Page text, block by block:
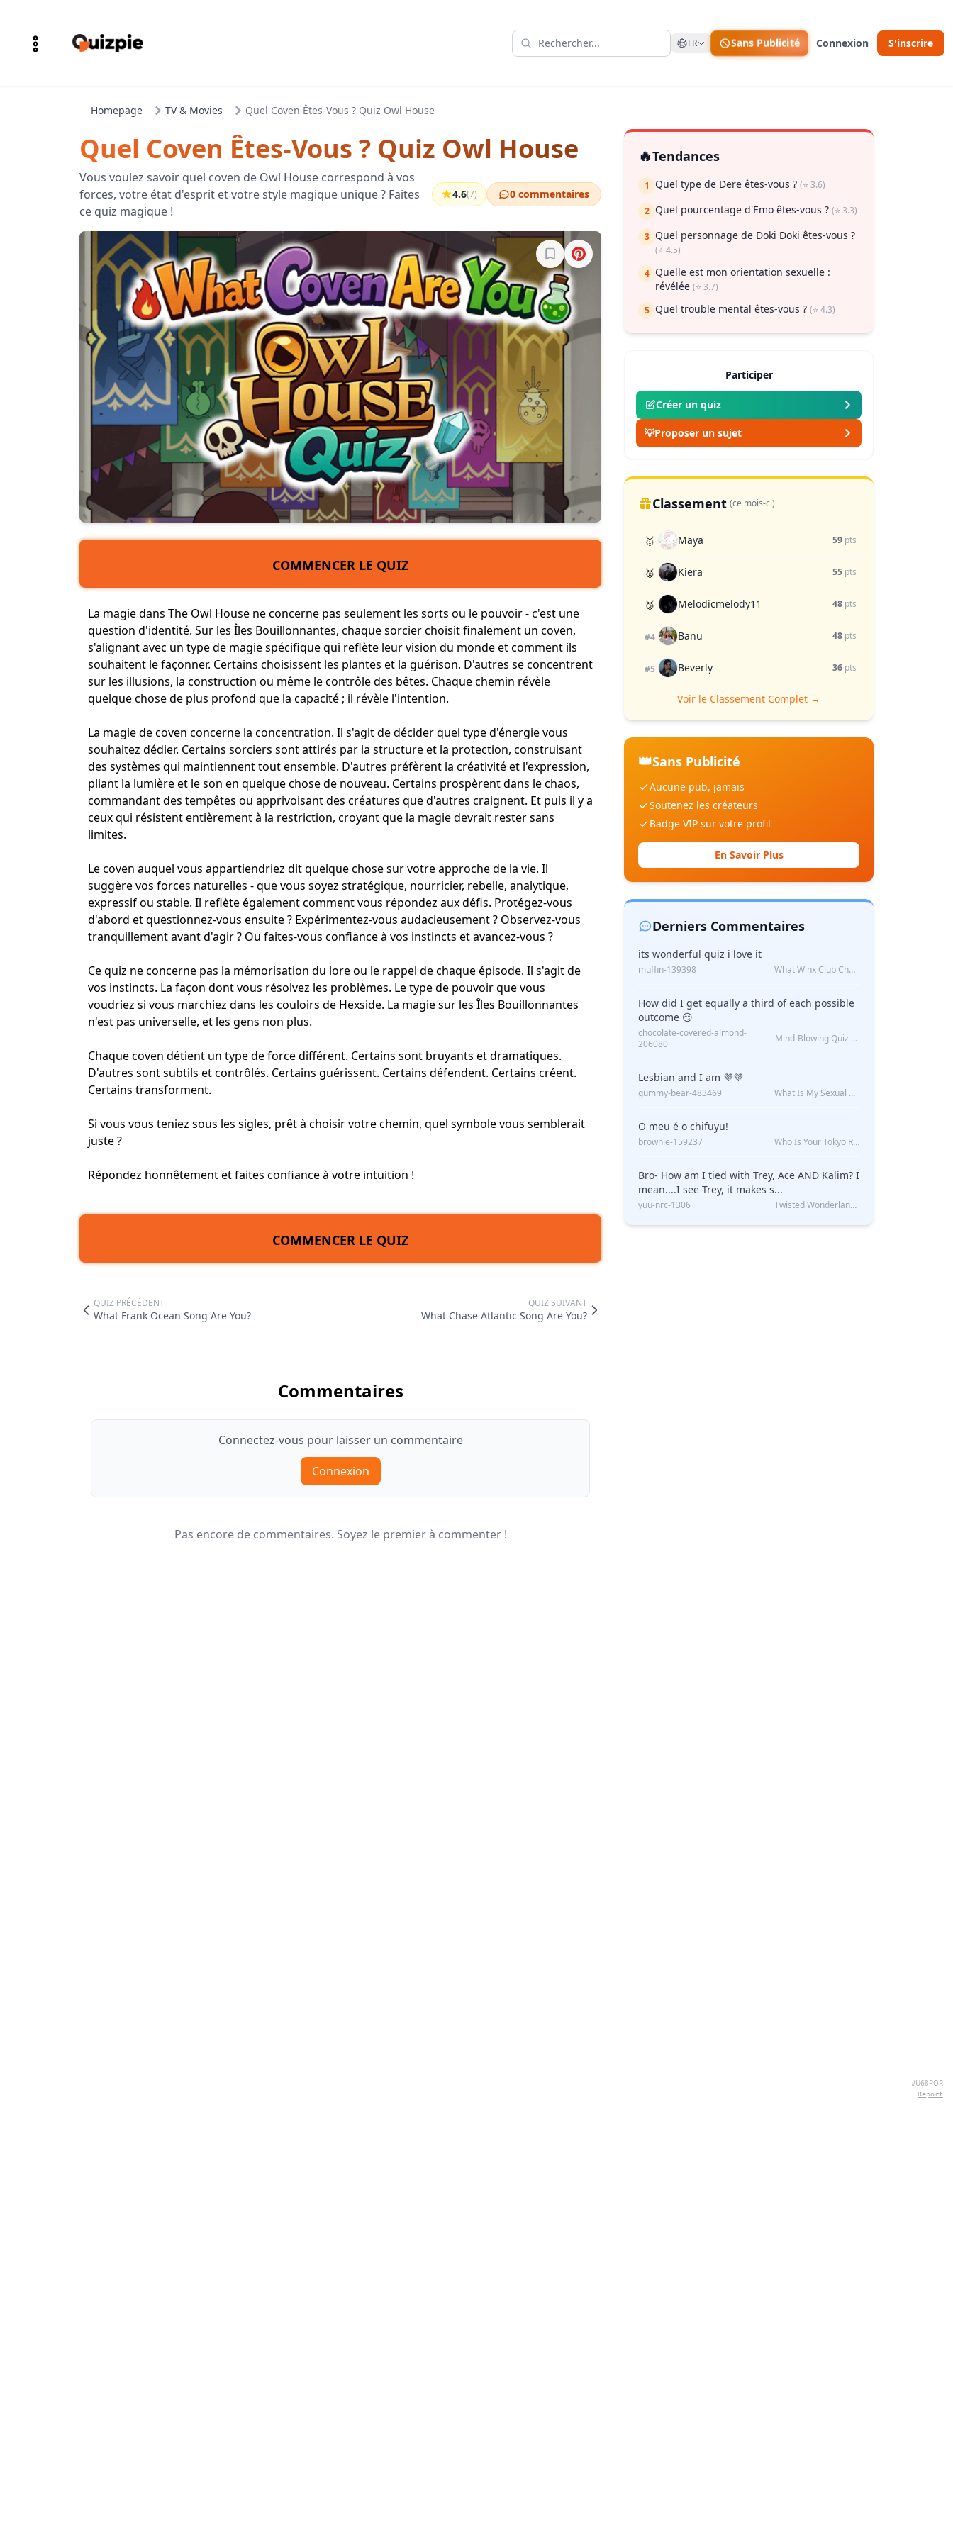
FR Sans Publicité Connexion S'inscrire
Homepage TV & Movies Quel Coven Êtes-Vous ? Quiz Owl House
Quel Coven Êtes-Vous ? Quiz Owl House
Vous voulez savoir quel coven de Owl House correspond à vos
forces, votre état d'esprit et votre style magique unique ? Faites
ce quiz magique !
4.6(7) 0 commentaires
Connectez-vous pour enregistrer
COMMENCER LE QUIZ
La magie dans The Owl House ne concerne pas seulement les sorts ou le pouvoir - c'est une
question d'identité. Sur les Îles Bouillonnantes, chaque sorcier choisit finalement un coven,
s'alignant avec un type de magie spécifique qui reflète leur vision du monde et comment ils
souhaitent le façonner. Certains choisissent les plantes et la guérison. D'autres se concentrent
sur les illusions, la construction ou même le contrôle des bêtes. Chaque chemin révèle
quelque chose de plus profond que la capacité ; il révèle l'intention.
La magie de coven concerne la concentration. Il s'agit de décider quel type d'énergie vous
souhaitez dédier. Certains sorciers sont attirés par la structure et la protection, construisant
des systèmes qui maintiennent tout ensemble. D'autres préfèrent la créativité et l'expression,
pliant la lumière et le son en quelque chose de nouveau. Certains prospèrent dans le chaos,
commandant des tempêtes ou apprivoisant des créatures que d'autres craignent. Et puis il y a
ceux qui résistent entièrement à la restriction, croyant que la magie devrait rester sans
limites.
Le coven auquel vous appartiendriez dit quelque chose sur votre approche de la vie. Il
suggère vos forces naturelles - que vous soyez stratégique, nourricier, rebelle, analytique,
expressif ou stable. Il reflète également comment vous répondez aux défis. Protégez-vous
d'abord et questionnez-vous ensuite ? Expérimentez-vous audacieusement ? Observez-vous
tranquillement avant d'agir ? Ou faites-vous confiance à vos instincts et avancez-vous ?
Ce quiz ne concerne pas la mémorisation du lore ou le rappel de chaque épisode. Il s'agit de
vos instincts. La façon dont vous résolvez les problèmes. Le type de pouvoir que vous
voudriez si vous marchiez dans les couloirs de Hexside. La magie sur les Îles Bouillonnantes
n'est pas universelle, et les gens non plus.
Chaque coven détient un type de force différent. Certains sont bruyants et dramatiques.
D'autres sont subtils et contrôlés. Certains guérissent. Certains défendent. Certains créent.
Certains transforment.
Si vous vous teniez sous les sigles, prêt à choisir votre chemin, quel symbole vous semblerait
juste ?
Répondez honnêtement et faites confiance à votre intuition !
COMMENCER LE QUIZ
QUIZ PRÉCÉDENT
What Frank Ocean Song Are You?
QUIZ SUIVANT
What Chase Atlantic Song Are You?
Commentaires
Connectez-vous pour laisser un commentaire
Connexion
Pas encore de commentaires. Soyez le premier à commenter !
🔥Tendances
1 Quel type de Dere êtes-vous ? (⭐ 3.6)
2 Quel pourcentage d'Emo êtes-vous ? (⭐ 3.3)
3 Quel personnage de Doki Doki êtes-vous ?
(⭐ 4.5)
4 Quelle est mon orientation sexuelle :
révélée (⭐ 3.7)
5 Quel trouble mental êtes-vous ? (⭐ 4.3)
Participer
Créer un quiz
💡Proposer un sujet
Classement (ce mois-ci)
🥇 Maya 59 pts
🥈 Kiera 55 pts
🥉 Melodicmelody11 48 pts
#4 Banu 48 pts
#5 Beverly 36 pts
Voir le Classement Complet →
👑Sans Publicité
Aucune pub, jamais
Soutenez les créateurs
Badge VIP sur votre profil
En Savoir Plus
Derniers Commentaires
its wonderful quiz i love it
muffin-139398 What Winx Club Character Are You?
How did I get equally a third of each possible
outcome 😏
chocolate-covered-almond-
206080
Mind-Blowing Quiz Reveals: Will I Be Alone Forever?
Lesbian and I am 💜💜
gummy-bear-483469 What Is My Sexual Orientation: Uncovered
O meu é o chifuyu!
brownie-159237 Who Is Your Tokyo Revengers Boyfriend?
Bro- How am I tied with Trey, Ace AND Kalim? I
mean....I see Trey, it makes s...
yuu-nrc-1306 Twisted Wonderland Kin Quiz
#U68POR
Report